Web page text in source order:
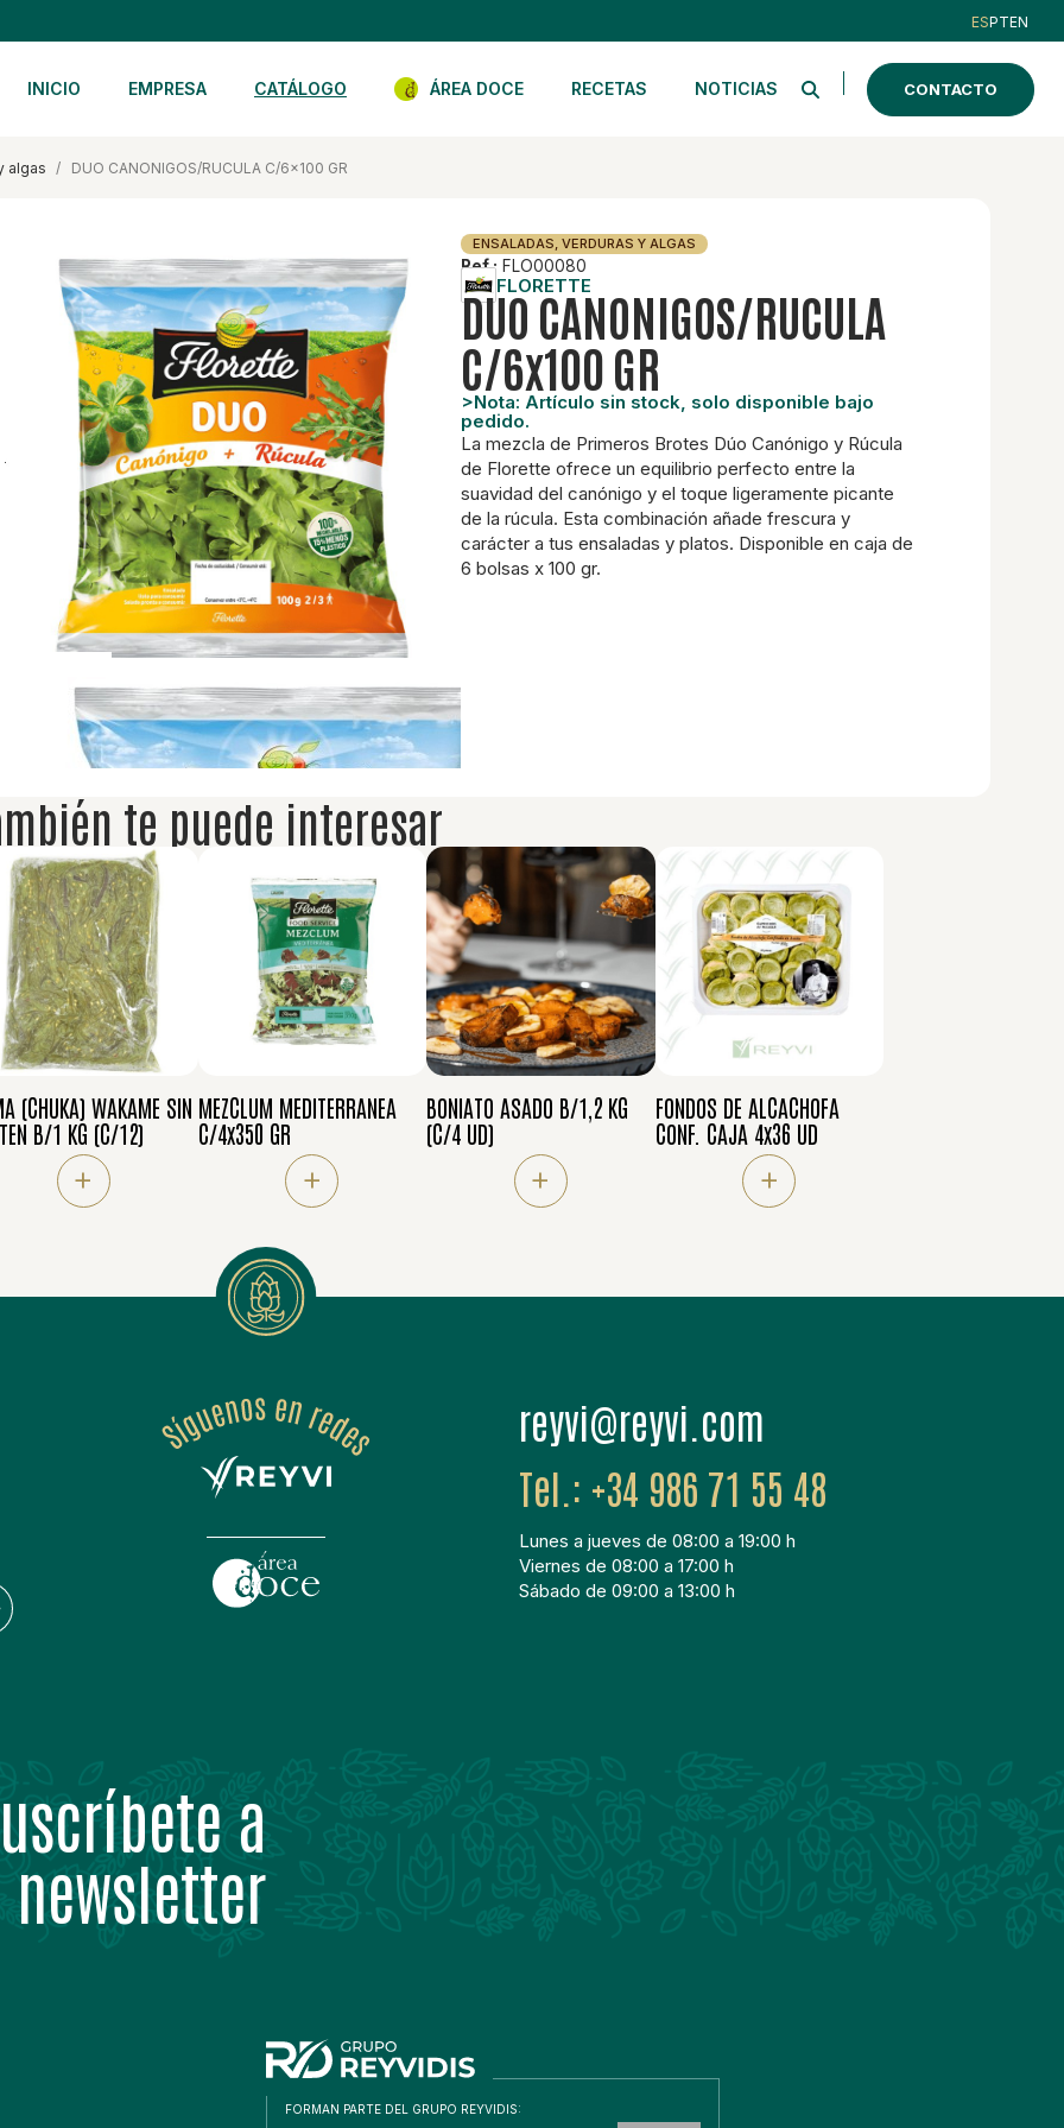
ESPTEN
INICIO EMPRESA CATÁLOGO ÁREA DOCE RECETAS NOTICIAS CONTACTO
algas DUO CANONIGOS/RUCULA C/6x100 GR
ENSALADAS, VERDURAS Y ALGAS
Ref.: FLO00080
FLORETTE
DUO CANONIGOS/RUCULA
C/6x100 GR
>Nota: Artículo sin stock, solo disponible bajo
pedido.
La mezcla de Primeros Brotes Dúo Canónigo y Rúcula
de Florette ofrece un equilibrio perfecto entre la
suavidad del canónigo y el toque ligeramente picante
de la rúcula. Esta combinación añade frescura y
carácter a tus ensaladas y platos. Disponible en caja de
6 bolsas x 100 gr.
te puede interesar
(CHUKA) WAKAME SIN
B/1 KG (C/12)
+
MEZCLUM MEDITERRANEA
C/4x350 GR
+
BONIATO ASADO B/1,2 KG
(C/4 UD)
+
FONDOS DE ALCACHOFA
CONF. CAJA 4x36 UD
+
moc.ivyer@ivyer
+34 986 71 55 48
Lunes a jueves de 08:00 a 19:00 h
Viernes de 08:00 a 17:00 h
Sábado de 09:00 a 13:00 h
a
FORMAN PARTE DEL GRUPO REYVIDIS: